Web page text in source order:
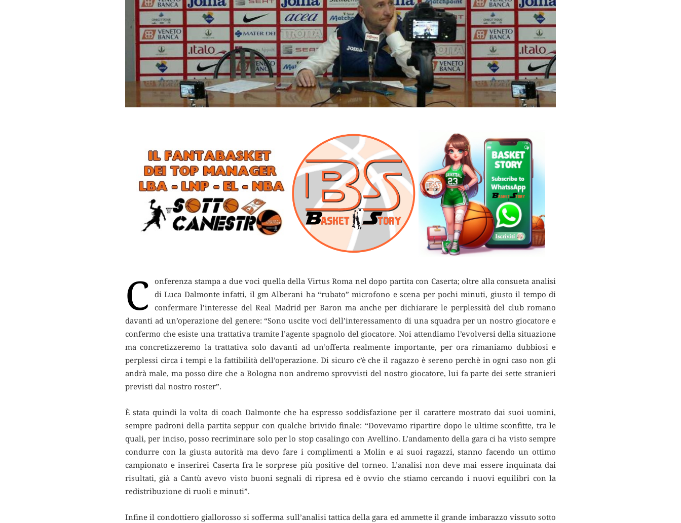
C onferenza stampa a due voci quella della Virtus Roma nel dopo partita con Caserta; oltre alla consueta analisi
di Luca Dalmonte infatti, il gm Alberani ha “rubato” microfono e scena per pochi minuti, giusto il tempo di
confermare l’interesse del Real Madrid per Baron ma anche per dichiarare le perplessità del club romano
davanti ad un’operazione del genere: “Sono uscite voci dell’interessamento di una squadra per un nostro giocatore e
confermo che esiste una trattativa tramite l’agente spagnolo del giocatore. Noi attendiamo l’evolversi della situazione
ma concretizzeremo la trattativa solo davanti ad un’offerta realmente importante, per ora rimaniamo dubbiosi e
perplessi circa i tempi e la fattibilità dell’operazione. Di sicuro c’è che il ragazzo è sereno perchè in ogni caso non gli
andrà male, ma posso dire che a Bologna non andremo sprovvisti del nostro giocatore, lui fa parte dei sette stranieri
previsti dal nostro roster”.
È stata quindi la volta di coach Dalmonte che ha espresso soddisfazione per il carattere mostrato dai suoi uomini,
sempre padroni della partita seppur con qualche brivido finale: “Dovevamo ripartire dopo le ultime sconfitte, tra le
quali, per inciso, posso recriminare solo per lo stop casalingo con Avellino. L’andamento della gara ci ha visto sempre
condurre con la giusta autorità ma devo fare i complimenti a Molin e ai suoi ragazzi, stanno facendo un ottimo
campionato e inserirei Caserta fra le sorprese più positive del torneo. L’analisi non deve mai essere inquinata dai
risultati, già a Cantù avevo visto buoni segnali di ripresa ed è ovvio che stiamo cercando i nuovi equilibri con la
redistribuzione di ruoli e minuti”.
Infine il condottiero giallorosso si sofferma sull’analisi tattica della gara ed ammette il grande imbarazzo vissuto sotto